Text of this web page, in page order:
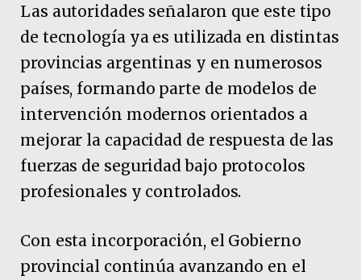
Las autoridades señalaron que este tipo
de tecnología ya es utilizada en distintas
provincias argentinas y en numerosos
países, formando parte de modelos de
intervención modernos orientados a
mejorar la capacidad de respuesta de las
fuerzas de seguridad bajo protocolos
profesionales y controlados.
Con esta incorporación, el Gobierno
provincial continúa avanzando en el